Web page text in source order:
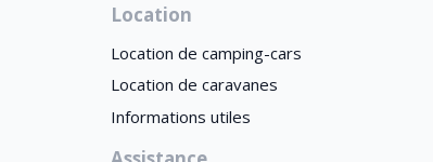
Location
Location de camping-cars
Location de caravanes
Informations utiles